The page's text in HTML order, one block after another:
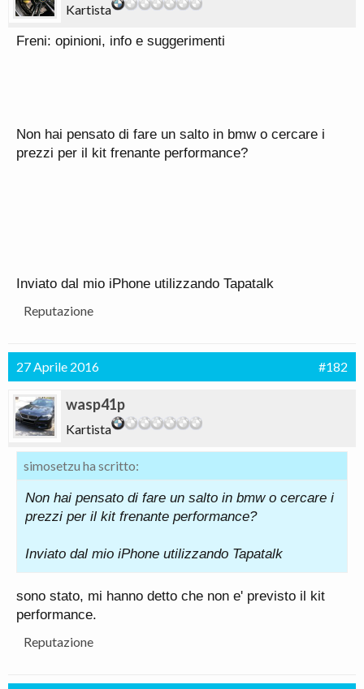
Kartista
Freni: opinioni, info e suggerimenti
Non hai pensato di fare un salto in bmw o cercare i
prezzi per il kit frenante performance?
Inviato dal mio iPhone utilizzando Tapatalk
Reputazione
27 Aprile 2016 #182
wasp41p
Kartista
simosetzu ha scritto:
Non hai pensato di fare un salto in bmw o cercare i
prezzi per il kit frenante performance?
Inviato dal mio iPhone utilizzando Tapatalk
sono stato, mi hanno detto che non e' previsto il kit
performance.
Reputazione